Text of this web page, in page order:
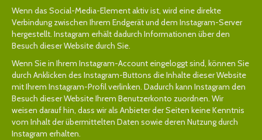
Wenn das Social-Media-Element aktiv ist, wird eine direkte
Verbindung zwischen Ihrem Endgerät und dem Instagram-Server
hergestellt. Instagram erhält dadurch Informationen über den
Besuch dieser Website durch Sie.
Wenn Sie in Ihrem Instagram-Account eingeloggt sind, können Sie
durch Anklicken des Instagram-Buttons die Inhalte dieser Website
mit Ihrem Instagram-Profil verlinken. Dadurch kann Instagram den
Besuch dieser Website Ihrem Benutzerkonto zuordnen. Wir
weisen darauf hin, dass wir als Anbieter der Seiten keine Kenntnis
vom Inhalt der übermittelten Daten sowie deren Nutzung durch
Instagram erhalten.